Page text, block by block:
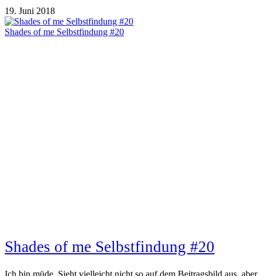
19. Juni 2018
Shades of me Selbstfindung #20
Shades of me Selbstfindung #20
Ich bin müde. Sieht vielleicht nicht so auf dem Beitragsbild aus, aber